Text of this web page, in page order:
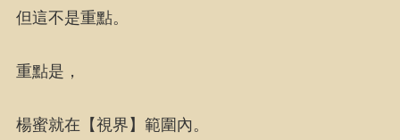
但這不是重點。
重點是，
楊蜜就在【視界】範圍內。